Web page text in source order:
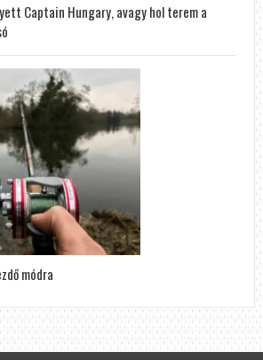
Captain Hungary, avagy hol terem a
módra